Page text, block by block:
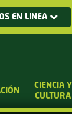
EN LINEA
CIENCIA Y
CULTURA